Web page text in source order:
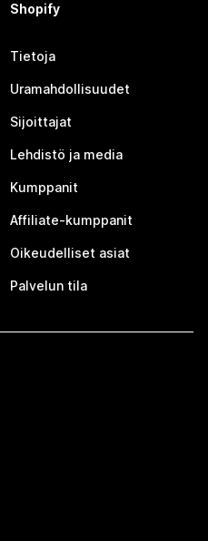
Shopify
Tietoja
Uramahdollisuudet
Sijoittajat
Lehdistö ja media
Kumppanit
Affiliate-kumppanit
Oikeudelliset asiat
Palvelun tila